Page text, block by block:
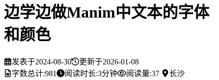
边学边做Manim中文本的字体
和颜色
发表于2024-08-30 更新于2026-01-08
字数总计:981 阅读时长:3分钟 阅读量:37 长沙